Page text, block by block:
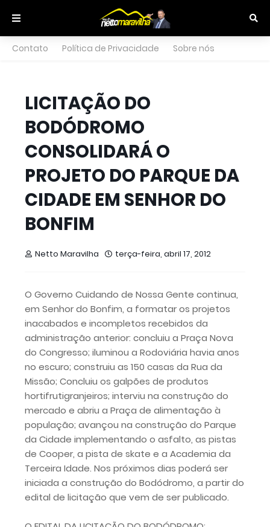
Contato Política de Privacidade Sobre nós
LICITAÇÃO DO
BODÓDROMO
CONSOLIDARÁ O
PROJETO DO PARQUE DA
CIDADE EM SENHOR DO
BONFIM
Netto Maravilha terça-feira, abril 17, 2012
O Governo Cuidando de Nossa Gente continua,
em Senhor do Bonfim, a formatar os projetos
inacabados e incompletos recebidos da
administração anterior: concluiu a Praça Nova
do Congresso; iluminou a Rodoviária havia anos
no escuro; construiu as 150 casas da Rua da
Missão; Concluiu os galpões de produtos
hortifrutigranjeiros; interviu na construção do
mercado e abriu a Praça de alimentação à
população; avançou na construção do Parque
da Cidade implementando o asfalto, as pistas
de Cooper, a pista de skate e a Academia da
Terceira Idade. Nos próximos dias poderá ser
iniciada a construção do Bodódromo, a partir do
edital de licitação que vem de ser publicado.